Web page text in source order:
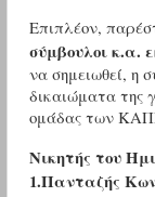
Επιπλέον,
σύμβουλοι κ.α.
να σημειωθεί, η
δικαιώματα της
ομάδας των
Νικητής του
1.Πανταζής